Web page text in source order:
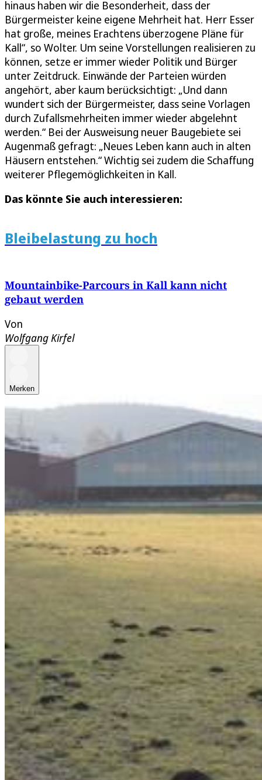
hinaus haben wir die Besonderheit, dass der
Bürgermeister keine eigene Mehrheit hat. Herr Esser
hat große, meines Erachtens überzogene Pläne für
Kall“, so Wolter. Um seine Vorstellungen realisieren zu
können, setze er immer wieder Politik und Bürger
unter Zeitdruck. Einwände der Parteien würden
angehört, aber kaum berücksichtigt: „Und dann
wundert sich der Bürgermeister, dass seine Vorlagen
durch Zufallsmehrheiten immer wieder abgelehnt
werden.“ Bei der Ausweisung neuer Baugebiete sei
Augenmaß gefragt: „Neues Leben kann auch in alten
Häusern entstehen.“ Wichtig sei zudem die Schaffung
weiterer Pflegemöglichkeiten in Kall.
Das könnte Sie auch interessieren:
Bleibelastung zu hoch
Mountainbike-Parcours in Kall kann nicht
gebaut werden
Von
Wolfgang Kirfel
Merken